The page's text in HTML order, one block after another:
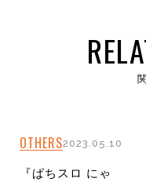
OTHERS2023.05.10
『ぱちスロ にゃ